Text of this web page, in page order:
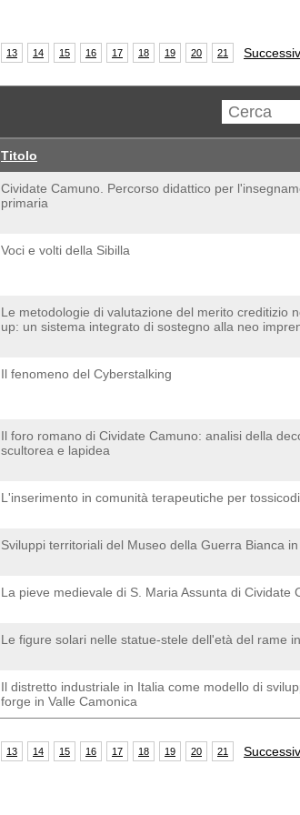
13 14 15 16 17 18 19 20 21
Titolo
Cividate Camuno. Percorso didattico per
primaria
Voci e volti della Sibilla
Le metodologie di valutazione del merito creditizio
up: un sistema integrato di sostegno alla neo
Il fenomeno del Cyberstalking
Il foro romano di Cividate Camuno: analisi della
scultorea e lapidea
L'inserimento in comunità terapeutiche per
Sviluppi territoriali del Museo della Guerra Bianca in
La pieve medievale di S. Maria Assunta di Cividate
Le figure solari nelle statue-stele dell'età del rame
Il distretto industriale in Italia come modello di
forge in Valle Camonica
13 14 15 16 17 18 19 20 21